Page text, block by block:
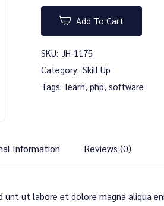
Add To Cart
SKU: JH-1175
Category: Skill Up
Tags: learn, php, software
Information Reviews (0)
ut labore et dolore magna aliqua